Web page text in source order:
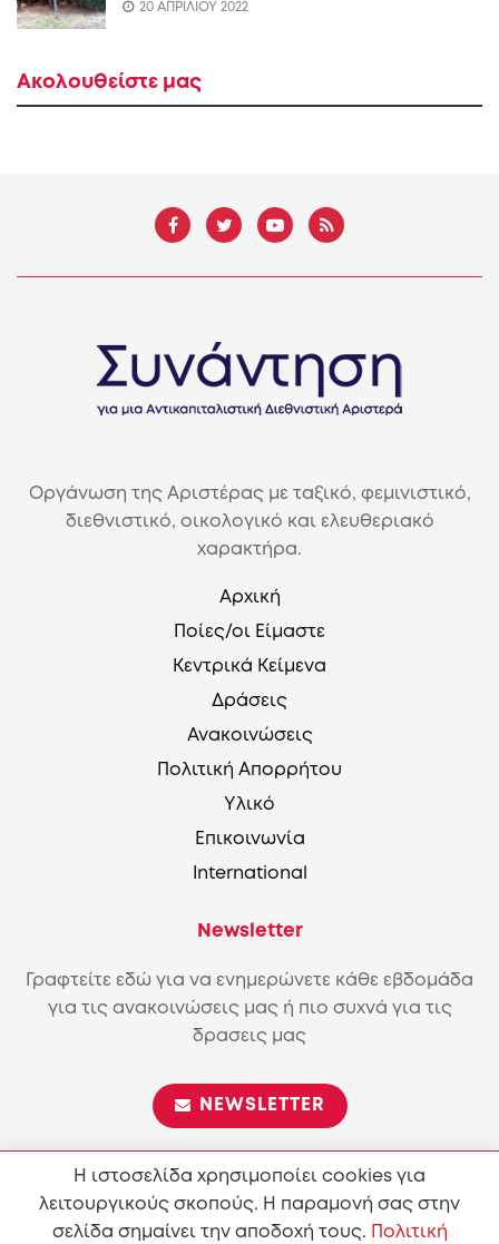
20 ΑΠΡΙΛΙΟΥ 2022
Ακολουθείστε μας
Οργάνωση της Αριστέρας με ταξικό, φεμινιστικό,
διεθνιστικό, οικολογικό και ελευθεριακό
χαρακτήρα.
Αρχική
Ποίες/οι Είμαστε
Κεντρικά Κείμενα
Δράσεις
Ανακοινώσεις
Πολιτική Απορρήτου
Υλικό
Επικοινωνία
International
Newsletter
Γραφτείτε εδώ για να ενημερώνετε κάθε εβδομάδα
για τις ανακοινώσεις μας ή πιο συχνά για τις
δρασεις μας
NEWSLETTER
Επιτρέπεται η αναπαραγωγή και διανομή του περιεχόμενου
σύμφωνα με τους όρους της άδειαςAttribution-ShareAlike
Η ιστοσελίδα χρησιμοποίει cookies για
λειτουργικούς σκοπούς. Η παραμονή σας στην
σελίδα σημαίνει την αποδοχή τους.
Πολιτική